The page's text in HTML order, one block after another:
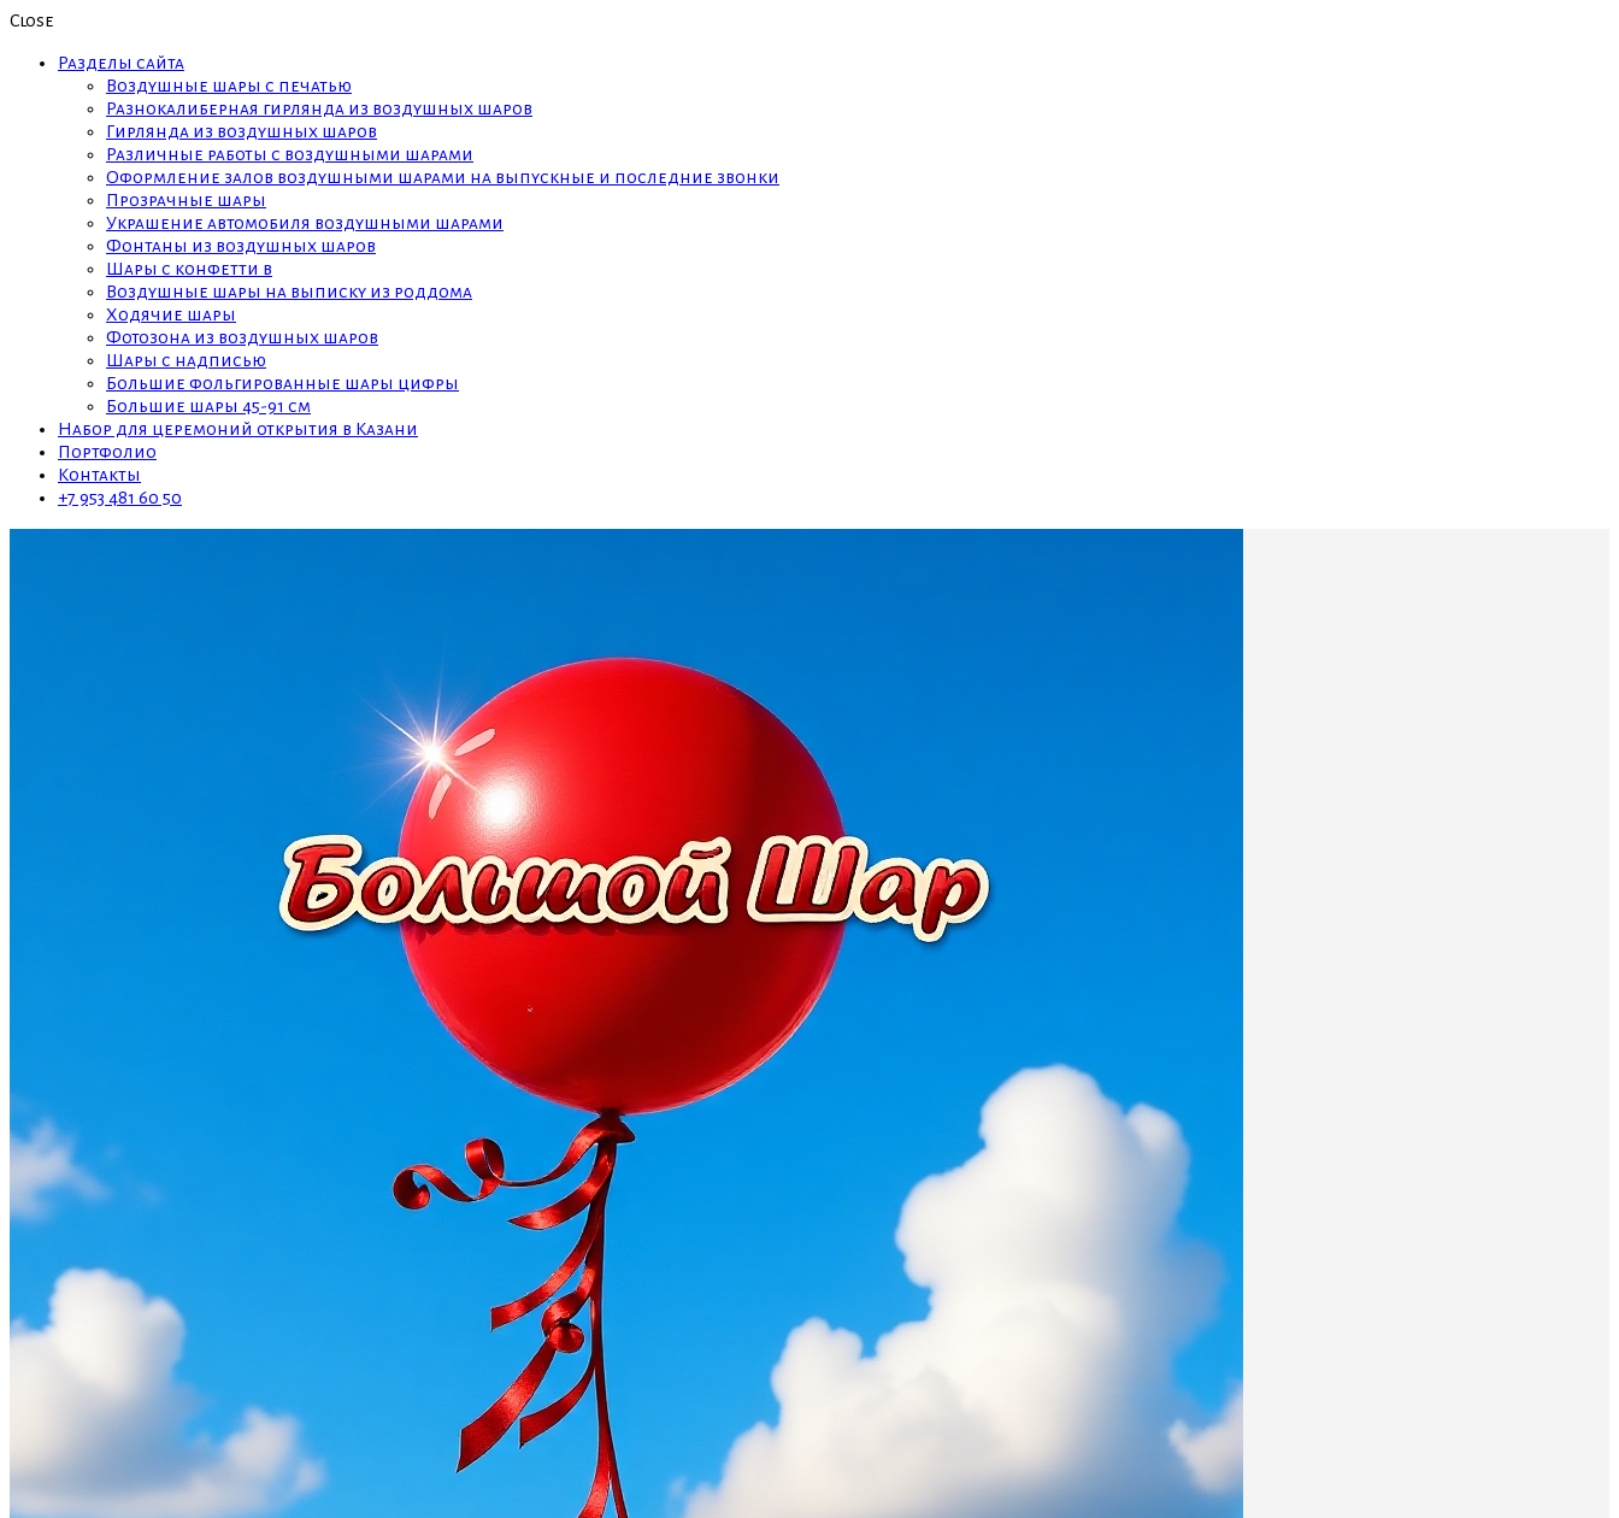
Close
Разделы сайта
Воздушные шары с печатью
Разнокалиберная гирлянда из воздушных шаров
Гирлянда из воздушных шаров
Различные работы с воздушными шарами
Оформление залов воздушными шарами на выпускные и последние звонки
Прозрачные шары
Украшение автомобиля воздушными шарами
Фонтаны из воздушных шаров
Шары с конфетти в
Воздушные шары на выписку из роддома
Ходячие шары
Фотозона из воздушных шаров
Шары с надписью
Большие фольгированные шары цифры
Большие шары 45-91 см
Набор для церемоний открытия в Казани
Портфолио
Контакты
+7 953 481 60 50